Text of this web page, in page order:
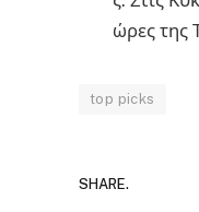
ώρες της
top picks
SHARE.